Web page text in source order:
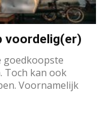
voordelig(er)
goedkoopste
Toch kan ook
Voornamelijk